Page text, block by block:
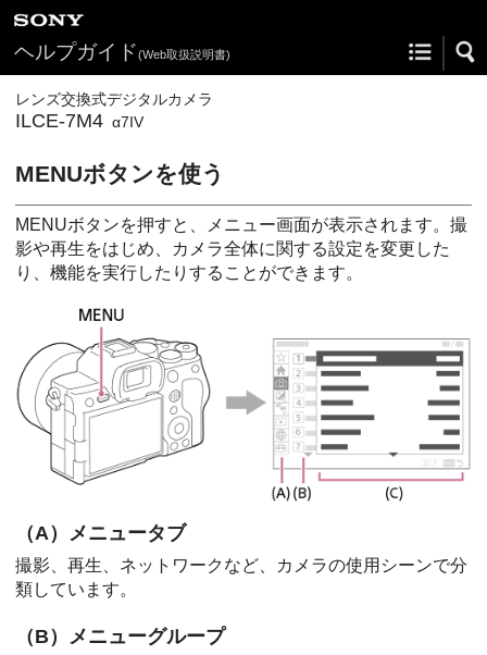
ヘルプガイド(Web取扱説明書)
レンズ交換式デジタルカメラ
ILCE-7M4 α7IV
MENUボタンを使う
MENUボタンを押すと、メニュー画面が表示されます。撮
影や再生をはじめ、カメラ全体に関する設定を変更した
り、機能を実行したりすることができます。
（A）メニュータブ
撮影、再生、ネットワークなど、カメラの使用シーンで分
類しています。
（B）メニューグループ